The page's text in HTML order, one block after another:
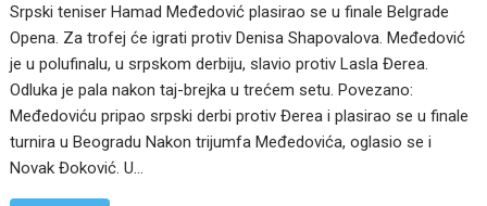
Srpski teniser Hamad Međedović plasirao se u finale Belgrade
Opena. Za trofej će igrati protiv Denisa Shapovalova. Međedović
je u polufinalu, u srpskom derbiju, slavio protiv Lasla Đerea.
Odluka je pala nakon taj-brejka u trećem setu. Povezano:
Međedoviću pripao srpski derbi protiv Đerea i plasirao se u finale
turnira u Beogradu Nakon trijumfa Međedovića, oglasio se i
Novak Đoković. U…